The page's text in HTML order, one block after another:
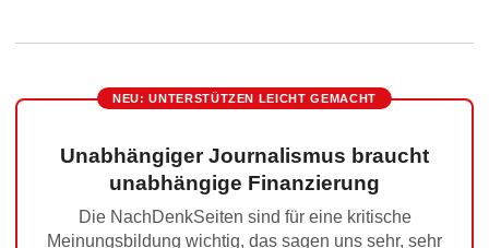
NEU: UNTERSTÜTZEN LEICHT GEMACHT
Unabhängiger Journalismus braucht
unabhängige Finanzierung
Die NachDenkSeiten sind für eine kritische
Meinungsbildung wichtig, das sagen uns sehr, sehr